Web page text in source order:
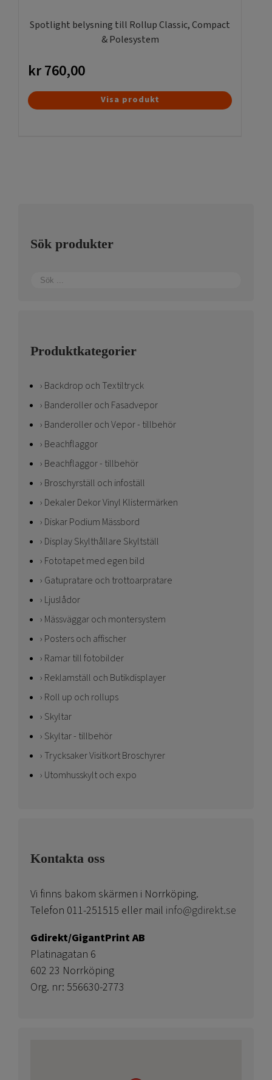
Spotlight belysning till Rollup Classic, Compact
& Polesystem
kr760,00
Visa produkt
Sök produkter
Produktkategorier
Backdrop och Textiltryck
Banderoller och Fasadvepor
Banderoller och Vepor - tillbehör
Beachflaggor
Beachflaggor - tillbehör
Broschyrställ och infoställ
Dekaler Dekor Vinyl Klistermärken
Diskar Podium Mässbord
Display Skylthållare Skyltställ
Fototapet med egen bild
Gatupratare och trottoarpratare
Ljuslådor
Mässväggar och montersystem
Posters och affischer
Ramar till fotobilder
Reklamställ och Butikdisplayer
Roll up och rollups
Skyltar
Skyltar - tillbehör
Trycksaker Visitkort Broschyrer
Utomhusskylt och expo
Kontakta oss
Vi finns bakom skärmen i Norrköping.
Telefon 011-251515 eller mail info@gdirekt.se
Gdirekt/GigantPrint AB
Platinagatan 6
602 23 Norrköping
Org. nr: 556630-2773